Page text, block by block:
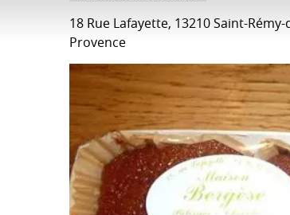
18 Rue Lafayette, 13210 Saint-Rémy-
Provence